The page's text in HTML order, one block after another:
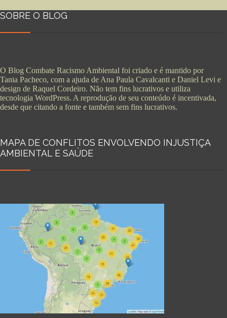
SOBRE O BLOG
O Blog Combate Racismo Ambiental foi criado e é mantido por
Tania Pacheco, com a ajuda de Ana Paula Cavalcanti e Daniel Levi e
design de Raquel Cordeiro. Não tem fins lucrativos e utiliza
tecnologia WordPress. A reprodução de seu conteúdo é incentivada,
desde que citando a fonte e também sem fins lucrativos.
MAPA DE CONFLITOS ENVOLVENDO INJUSTIÇA
AMBIENTAL E SAÚDE